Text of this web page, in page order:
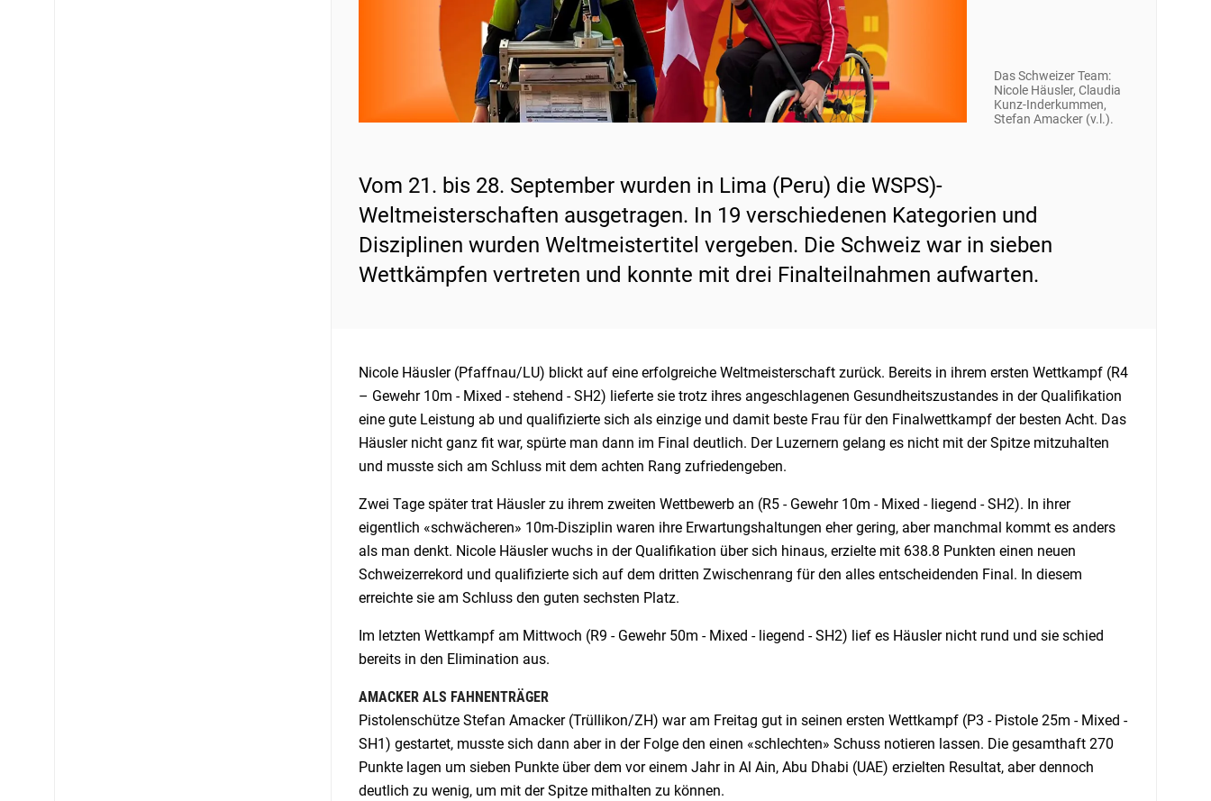
Das Schweizer Team:
Nicole Häusler, Claudia
Kunz-Inderkummen,
Stefan Amacker (v.l.).
Vom 21. bis 28. September wurden in Lima (Peru) die WSPS)-
Weltmeisterschaften ausgetragen. In 19 verschiedenen Kategorien und
Disziplinen wurden Weltmeistertitel vergeben. Die Schweiz war in sieben
Wettkämpfen vertreten und konnte mit drei Finalteilnahmen aufwarten.
Nicole Häusler (Pfaffnau/LU) blickt auf eine erfolgreiche Weltmeisterschaft zurück. Bereits in ihrem ersten Wettkampf (R4
– Gewehr 10m - Mixed - stehend - SH2) lieferte sie trotz ihres angeschlagenen Gesundheitszustandes in der Qualifikation
eine gute Leistung ab und qualifizierte sich als einzige und damit beste Frau für den Finalwettkampf der besten Acht. Das
Häusler nicht ganz fit war, spürte man dann im Final deutlich. Der Luzernern gelang es nicht mit der Spitze mitzuhalten
und musste sich am Schluss mit dem achten Rang zufriedengeben.
Zwei Tage später trat Häusler zu ihrem zweiten Wettbewerb an (R5 - Gewehr 10m - Mixed - liegend - SH2). In ihrer
eigentlich «schwächeren» 10m-Disziplin waren ihre Erwartungshaltungen eher gering, aber manchmal kommt es anders
als man denkt. Nicole Häusler wuchs in der Qualifikation über sich hinaus, erzielte mit 638.8 Punkten einen neuen
Schweizerrekord und qualifizierte sich auf dem dritten Zwischenrang für den alles entscheidenden Final. In diesem
erreichte sie am Schluss den guten sechsten Platz.
Im letzten Wettkampf am Mittwoch (R9 - Gewehr 50m - Mixed - liegend - SH2) lief es Häusler nicht rund und sie schied
bereits in den Elimination aus.
AMACKER ALS FAHNENTRÄGER
Pistolenschütze Stefan Amacker (Trüllikon/ZH) war am Freitag gut in seinen ersten Wettkampf (P3 - Pistole 25m - Mixed -
SH1) gestartet, musste sich dann aber in der Folge den einen «schlechten» Schuss notieren lassen. Die gesamthaft 270
Punkte lagen um sieben Punkte über dem vor einem Jahr in Al Ain, Abu Dhabi (UAE) erzielten Resultat, aber dennoch
deutlich zu wenig, um mit der Spitze mithalten zu können.